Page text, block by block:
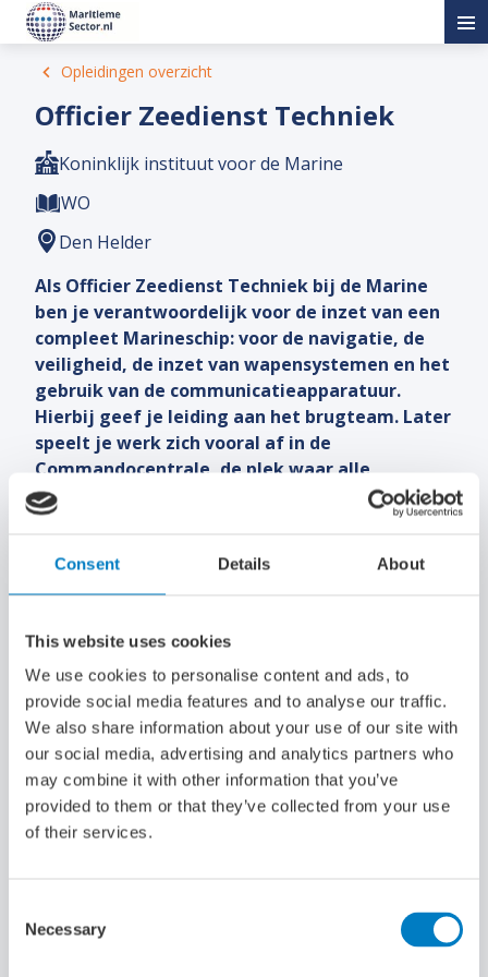
Consent Details About
This website uses cookies
We use cookies to personalise content and ads, to
provide social media features and to analyse our traffic.
We also share information about your use of our site with
our social media, advertising and analytics partners who
may combine it with other information that you’ve
provided to them or that they’ve collected from your use
of their services.
Selection
Necessary
Opleidingen overzicht
Officier Zeedienst Techniek
Koninklijk instituut voor de Marine
WO
Den Helder
Als Officier Zeedienst Techniek bij de Marine
ben je verantwoordelijk voor de inzet van een
compleet Marineschip: voor de navigatie, de
veiligheid, de inzet van wapensystemen en het
gebruik van de communicatieapparatuur.
Hierbij geef je leiding aan het brugteam. Later
speelt je werk zich vooral af in de
Commandocentrale, de plek waar alle
gevechtsinformatie binnenkomt en waar
tijdens acties de beslissingen worden
rol bij de inzet van het schip, de bemanning en
wapensystemen. Omdat de inzet van het schip
Officier Zeedienst, kunnen alleen Officieren
van het Korps Zeedienst Commandant van een
schip worden.
Maar eerst volg je natuurlijk je opleiding. Je begint als
Adelborst – zo noemen we een Marineofficier in opleiding
– op het Koninklijk Instituut voor de Marine (KIM) in Den
Helder met de Algemene Maritieme Officiersopleiding, de
vaktechnische opleiding en je bacheloropleiding MS&T. Dit
onderscheidt zich door een exclusieve focus op Defensie
en de systemen die daar worden gebruikt. Je legt een